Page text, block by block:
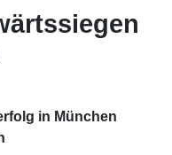
in München